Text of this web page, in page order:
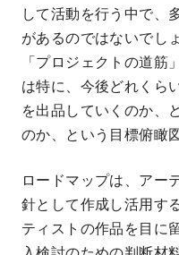
して活動を行う中で、
があるのではないでし
「プロジェクトの道
は特に、今後どれくら
を出品していくのか、
のか、という目標俯瞰
ロードマップは、アー
針として作成し活用す
ティストの作品を目に